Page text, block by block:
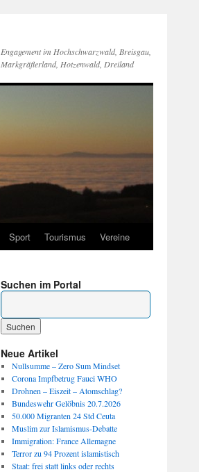
Engagement im Hochschwarzwald, Breisgau,
Markgräflerland, Hotzenwald, Dreiland
Sport Tourismus Vereine
Suchen im Portal
Neue Artikel
Nullsumme – Zero Sum Mindset
Corona Impfbetrug Fauci WHO
Drohnen – Eiszeit – Atomschlag?
Bundeswehr Gelöbnis 20.7.2026
50.000 Migranten 24 Std Ceuta
Muslim zur Islamismus-Debatte
Immigration: France Allemagne
Terror zu 94 Prozent islamistisch
Staat: frei statt links oder rechts